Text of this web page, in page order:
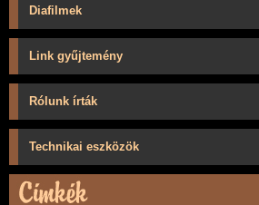
Diafilmek
Link gyűjtemény
Rólunk írták
Technikai eszközök